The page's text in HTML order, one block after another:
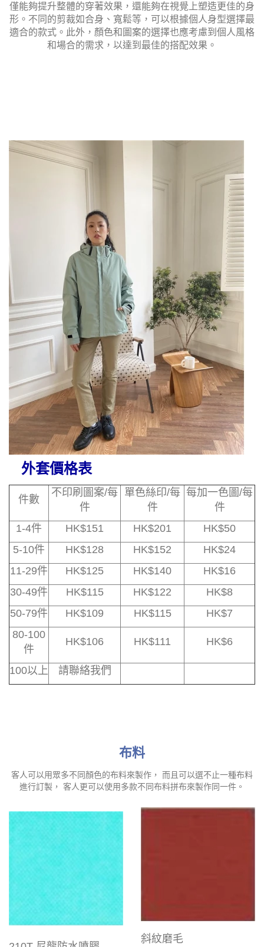
僅能夠提升整體的穿著效果，還能夠在視覺上塑造更佳的身
形。不同的剪裁如合身、寬鬆等，可以根據個人身型選擇最
適合的款式。此外，顏色和圖案的選擇也應考慮到個人風格
和場合的需求，以達到最佳的搭配效果。
外套價格表
件數
不印刷圖案/每
件
單色絲印/每
件
每加一色圖/每
件
1-4件
HK$151 HK$201
HK$50
5-10件
HK$128 HK$152
HK$24
11-29件
HK$125 HK$140
HK$16
30-49件
HK$115 HK$122
HK$8
50-79件
HK$109 HK$115
HK$7
80-100
件
HK$106 HK$111 HK$6
100以上 請聯絡我們
布料
客人可以用眾多不同顏色的布料來製作， 而且可以選不止一種布料
進行訂製， 客人更可以使用多款不同布料拼布來製作同一件。
斜紋磨毛